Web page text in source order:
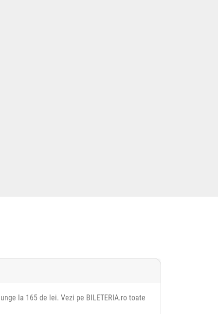
la 165 de lei. Vezi pe BILETERIA.ro toate